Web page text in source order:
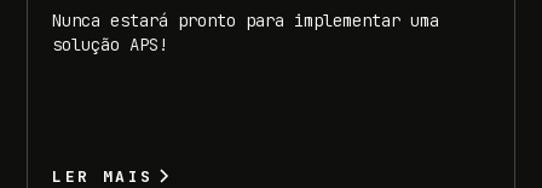
Nunca estará pronto para implementar uma
solução APS!
LER MAIS